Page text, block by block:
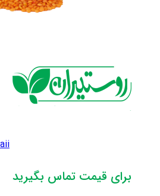
برای قیمت تماس بگیرید